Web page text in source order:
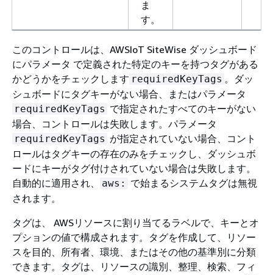
ま
す。
このコントロールは、AWSIoT SiteWise ダッシュボード
にパラメータ で定義された特定のキーを持つタグがある
かどうかをチェックします requiredKeyTags 。ダッ
シュボードにタグキーがない場合、またはパラメータ
requiredKeyTags で指定されたすべてのキーがない
場合、コントロールは失敗します。パラメータ
requiredKeyTags が指定されていない場合、コント
ロールはタグキーの存在のみをチェックし、ダッシュボ
ードにキーがタグ付けされていない場合は失敗します。
自動的に適用され、
aws:
で始まるシステムタグは無視
されます。
タグは、 AWSリソースに割り当てるラベルで、キーとオ
プションの値で構成されます。タグを作成して、リソー
スを目的、所有者、環境、またはその他の基準別に分類
できます。タグは、リソースの識別、整理、検索、フィ